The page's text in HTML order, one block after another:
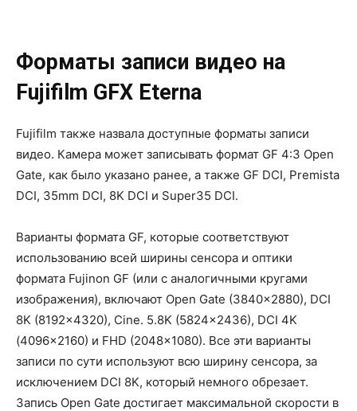
Форматы записи видео на
Fujifilm GFX Eterna
Fujifilm также назвала доступные форматы записи
видео. Камера может записывать формат GF 4:3 Open
Gate, как было указано ранее, а также GF DCI, Premista
DCI, 35mm DCI, 8K DCI и Super35 DCI.
Варианты формата GF, которые соответствуют
использованию всей ширины сенсора и оптики
формата Fujinon GF (или с аналогичными кругами
изображения), включают Open Gate (3840×2880), DCI
8K (8192×4320), Cine. 5.8K (5824×2436), DCI 4K
(4096×2160) и FHD (2048×1080). Все эти варианты
записи по сути используют всю ширину сенсора, за
исключением DCI 8K, который немного обрезает.
Запись Open Gate достигает максимальной скорости в